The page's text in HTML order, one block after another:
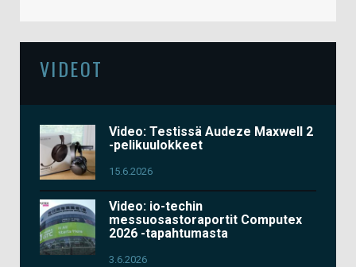
VIDEOT
Video: Testissä Audeze Maxwell 2
-pelikuulokkeet
15.6.2026
Video: io-techin
messuosastoraportit Computex
2026 -tapahtumasta
3.6.2026